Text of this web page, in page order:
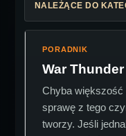
NALEŻĄCE DO
PORADNIK
War
Chyba większość
sprawę z tego
tworzy. Jeśli